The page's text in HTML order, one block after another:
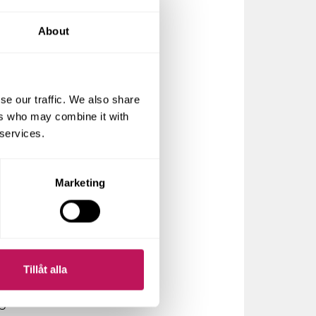
About
our traffic. We also share
who may combine it with
Marketing
Tillåt alla
ett
satt
att
vi